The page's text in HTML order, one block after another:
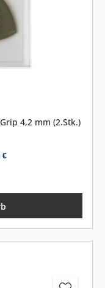
4,2 mm (2.Stk.)